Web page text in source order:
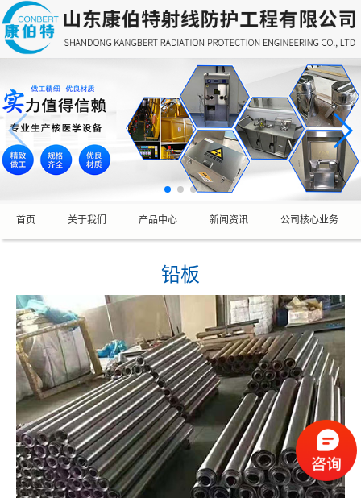
首页 关于我们 产品中心 新闻资讯 公司核心业务
铅板